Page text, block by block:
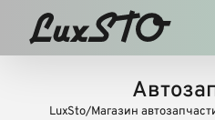
content
LuxSto/Магазин